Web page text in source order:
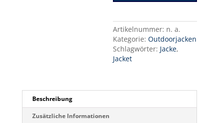
v
e
:
Artikelnummer: n. a.
Kategorie:Outdoorjacken
Schlagwörter: Jacke,
Jacket
Beschreibung
Zusätzliche Informationen